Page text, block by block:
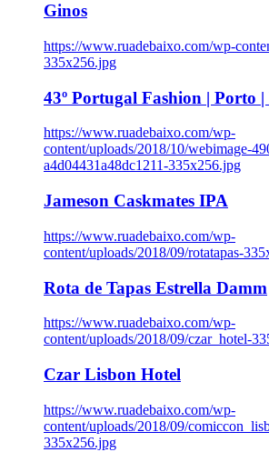
Ginos
https://www.ruadebaixo.com/wp-
335x256.jpg
43º Portugal Fashion | Porto |
https://www.ruadebaixo.com/wp-
content/uploads/2018/10/webimage-
a4d04431a48dc1211-335x256.jpg
Jameson Caskmates IPA
https://www.ruadebaixo.com/wp-
content/uploads/2018/09/rotatapas-
Rota de Tapas Estrella Damm
https://www.ruadebaixo.com/wp-
content/uploads/2018/09/czar_hotel-
Czar Lisbon Hotel
https://www.ruadebaixo.com/wp-
content/uploads/2018/09/
335x256.jpg